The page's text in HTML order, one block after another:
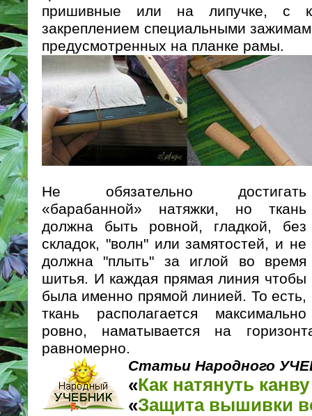
пришивные или на липучке, с
закреплением специальными
предусмотренных на планке рамы.
Не обязательно достигать
«барабанной» натяжки, но ткань
должна быть ровной, гладкой, без
складок, "волн" или замятостей, и не
должна "плыть" за иглой во время
шитья. И каждая прямая линия чтобы
была именно прямой линией. То есть,
ткань располагается максимально
ровно, наматывается на
равномерно.
Статьи Народного
«Как натянуть
«Защита вышивки